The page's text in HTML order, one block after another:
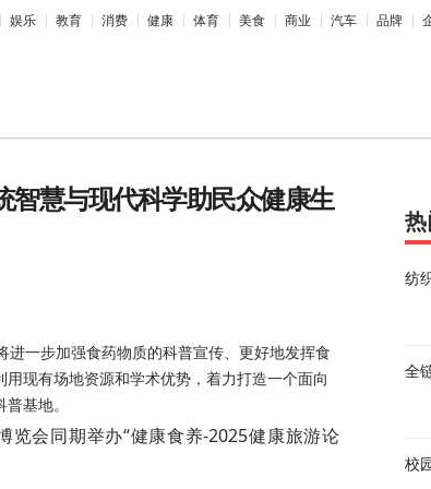
娱乐 教育 消费 健康 体育 美食 商业 汽车 品牌
智慧与现代科学助民众健康生
一步加强食药物质的科普宣传、更好地发挥食
现有场地资源和学术优势，着力打造一个面向
基地。
览会同期举办“健康食养-2025健康旅游论
热
纺
全
校